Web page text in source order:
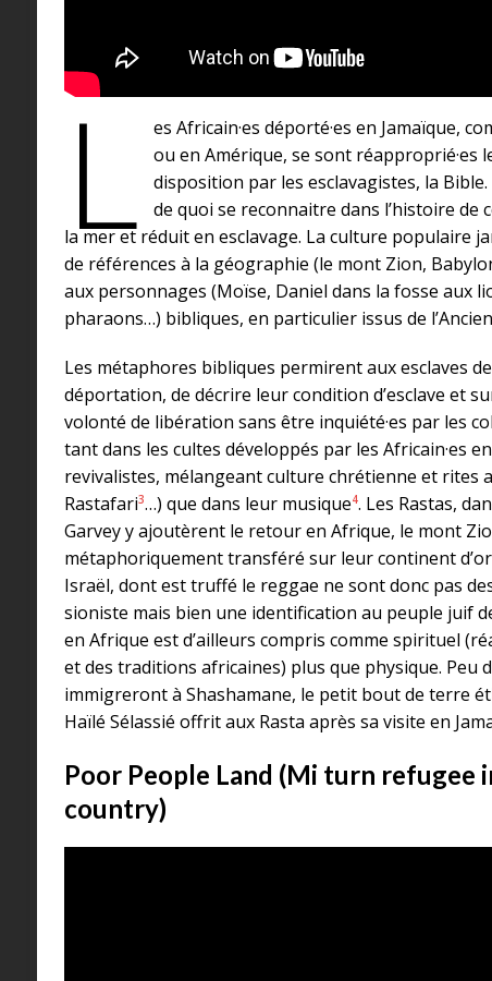
L
es Africain·es déporté·es en Jamaïque,
ou en Amérique, se sont réapproprié·es
disposition par les esclavagistes, la
de quoi se reconnaitre dans l’histoire de
la mer et réduit en esclavage. La culture populaire
de références à la géographie (le mont Zion,
aux personnages (Moïse, Daniel dans la fosse aux
pharaons…) bibliques, en particulier issus de
Les métaphores bibliques permirent aux esclaves
déportation, de décrire leur condition d’esclave et
volonté de libération sans être inquiété·es par les
tant dans les cultes développés par les Africain·es
revivalistes, mélangeant culture chrétienne et rites
Rastafari3…) que dans leur musique4. Les Rastas,
Garvey y ajoutèrent le retour en Afrique, le mont
métaphoriquement transféré sur leur continent
Israël, dont est truffé le reggae ne sont donc pas
sioniste mais bien une identification au peuple juif
en Afrique est d’ailleurs compris comme spirituel
et des traditions africaines) plus que physique. Peu
immigreront à Shashamane, le petit bout de terre
Haïlé Sélassié offrit aux Rasta après sa visite en
Poor People Land (Mi turn refugee
country)